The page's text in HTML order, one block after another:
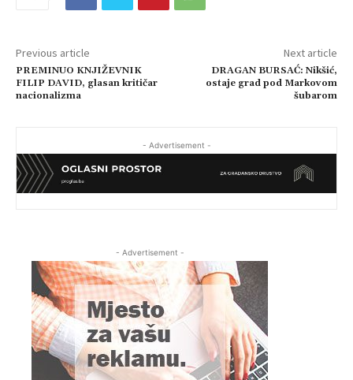
Previous article
PREMINUO KNJIŽEVNIK
FILIP DAVID, glasan kritičar
nacionalizma
Next article
DRAGAN BURSAĆ: Nikšić,
ostaje grad pod Markovom
šubarom
- Advertisement -
- Advertisement -